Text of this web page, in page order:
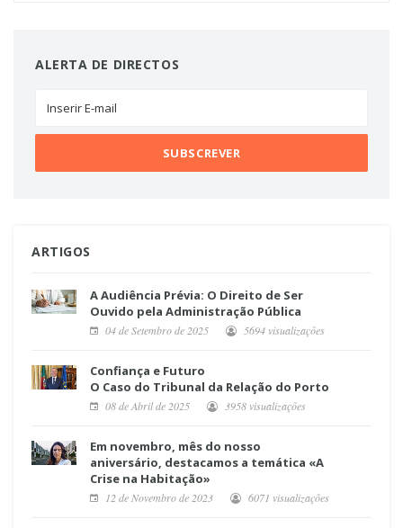
ALERTA DE DIRECTOS
ARTIGOS
A Audiência Prévia: O Direito de Ser
Ouvido pela Administração Pública
04 de Setembro de 2025 5694 visualizações
Confiança e Futuro
O Caso do Tribunal da Relação do Porto
08 de Abril de 2025 3958 visualizações
Em novembro, mês do nosso
aniversário, destacamos a temática «A
Crise na Habitação»
12 de Novembro de 2023 6071 visualizações